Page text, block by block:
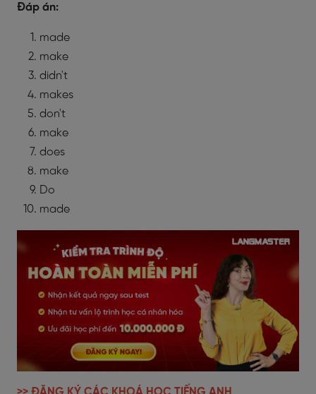
Đáp án:
made
make
didn't
makes
don't
make
does
make
Do
made